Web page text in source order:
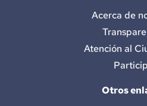
Acerca de
Atención al
Otros